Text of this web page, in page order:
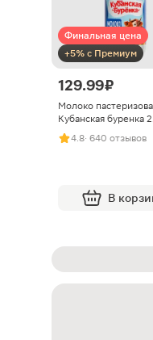
Финальная цена
+5% с Премиум
129.99 ₽
Молоко
Кубанская буренка
4.8· 640 отзывов
В